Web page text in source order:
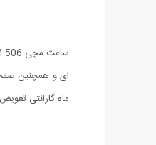
ماه گارانتی